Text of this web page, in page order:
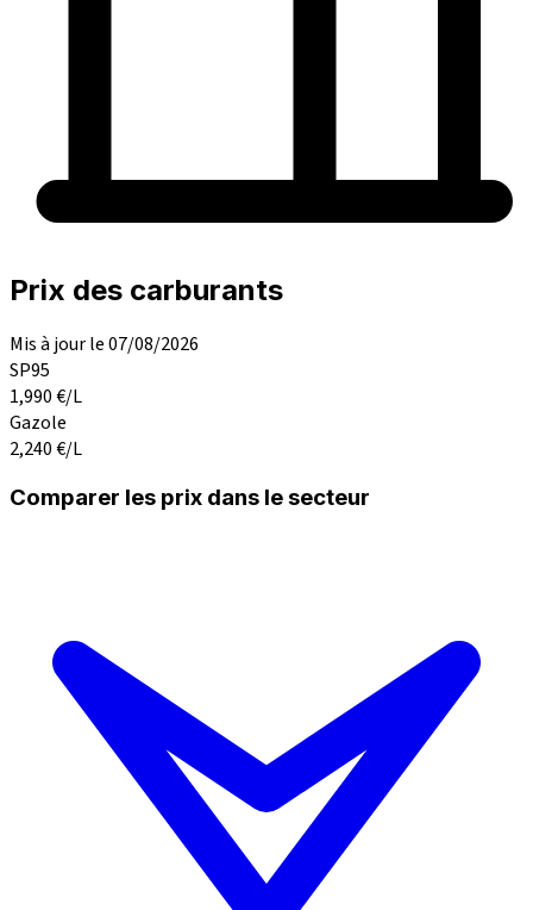
Prix des carburants
Mis à jour le 07/08/2026
SP95
1,990€/L
Gazole
2,240€/L
Comparer les prix dans le secteur